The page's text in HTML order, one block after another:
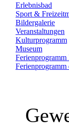
Erlebnisbad
Sport &
Bildergalerie
Veranstaltungen
Kulturprogramm
Museum
Ferienprogramm